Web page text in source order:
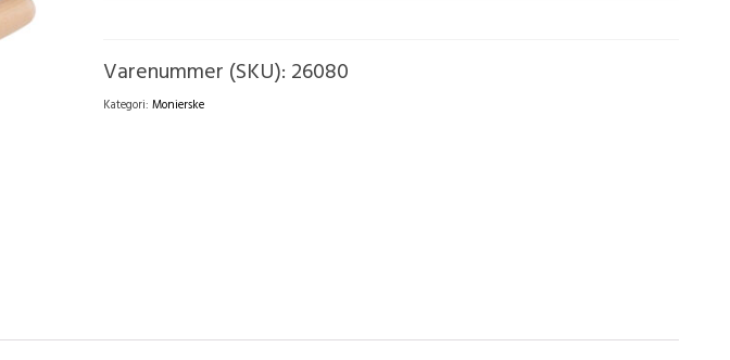
Varenummer (SKU): 26080
Kategori: Monierske